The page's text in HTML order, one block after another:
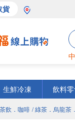
貨
生鮮冷凍 飲料
飲．咖啡 / 綠茶．烏龍茶